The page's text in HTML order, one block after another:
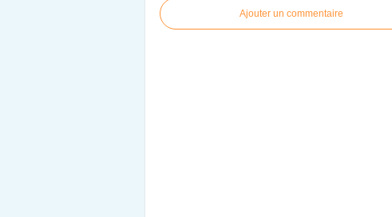
Ajouter un commentaire